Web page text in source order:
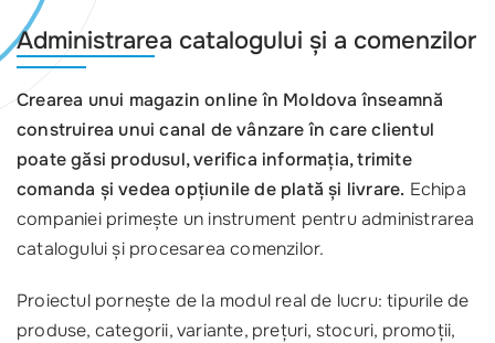
Administrarea catalogului și a comenzilor
Crearea unui magazin online în Moldova înseamnă
construirea unui canal de vânzare în care clientul
poate găsi produsul, verifica informația, trimite
comanda și vedea opțiunile de plată și livrare. Echipa
companiei primește un instrument pentru administrarea
catalogului și procesarea comenzilor.
Proiectul pornește de la modul real de lucru: tipurile de
produse, categorii, variante, prețuri, stocuri, promoții,